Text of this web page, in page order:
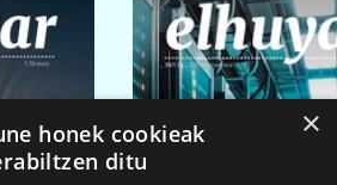
×
honek cookieak
ditu